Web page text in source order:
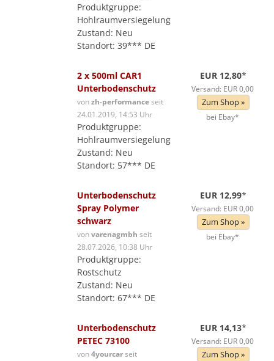
Produktgruppe:
Hohlraumversiegelung
Zustand: Neu
Standort: 39*** DE
2 x 500ml CAR1
Unterbodenschutz
vonzh-performanceseit
24.01.2019, 14:53 Uhr
Produktgruppe:
Hohlraumversiegelung
Zustand: Neu
Standort: 57*** DE
EUR 12,80*
Versand: EUR 0,00
Zum Shop »
bei Ebay*
Unterbodenschutz
Spray Polymer
schwarz
vonvarenagmbh seit
28.07.2026, 10:38 Uhr
Produktgruppe:
Rostschutz
Zustand: Neu
Standort: 67*** DE
EUR 12,99*
Versand: EUR 0,00
Zum Shop »
bei Ebay*
Unterbodenschutz
PETEC 73100
von4yourcarseit
EUR 14,13*
Versand: EUR 0,00
Zum Shop »